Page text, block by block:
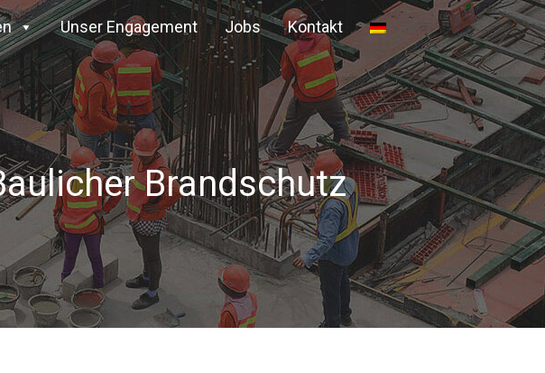
Unser Engagement Jobs Kontakt
Brandschutz